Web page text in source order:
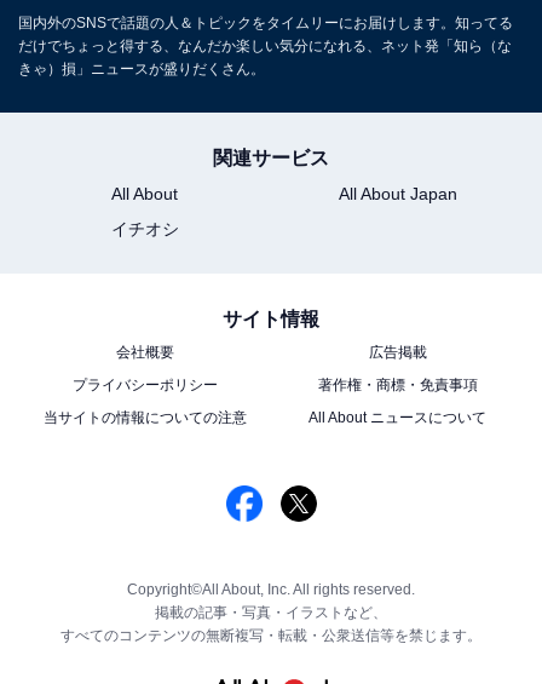
国内外のSNSで話題の人＆トピックをタイムリーにお届けします。知ってる
だけでちょっと得する、なんだか楽しい気分になれる、ネット発「知ら（な
きゃ）損」ニュースが盛りだくさん。
関連サービス
All About
All About Japan
イチオシ
サイト情報
会社概要
広告掲載
プライバシーポリシー
著作権・商標・免責事項
当サイトの情報についての注意
All About ニュースについて
Copyright©All About, Inc. All rights reserved.
掲載の記事・写真・イラストなど、
すべてのコンテンツの無断複写・転載・公衆送信等を禁じます。